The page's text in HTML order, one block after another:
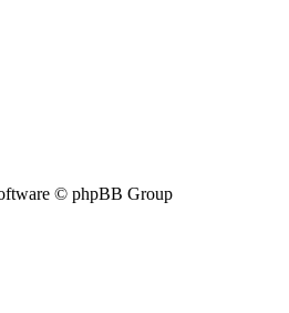
© phpBB Group